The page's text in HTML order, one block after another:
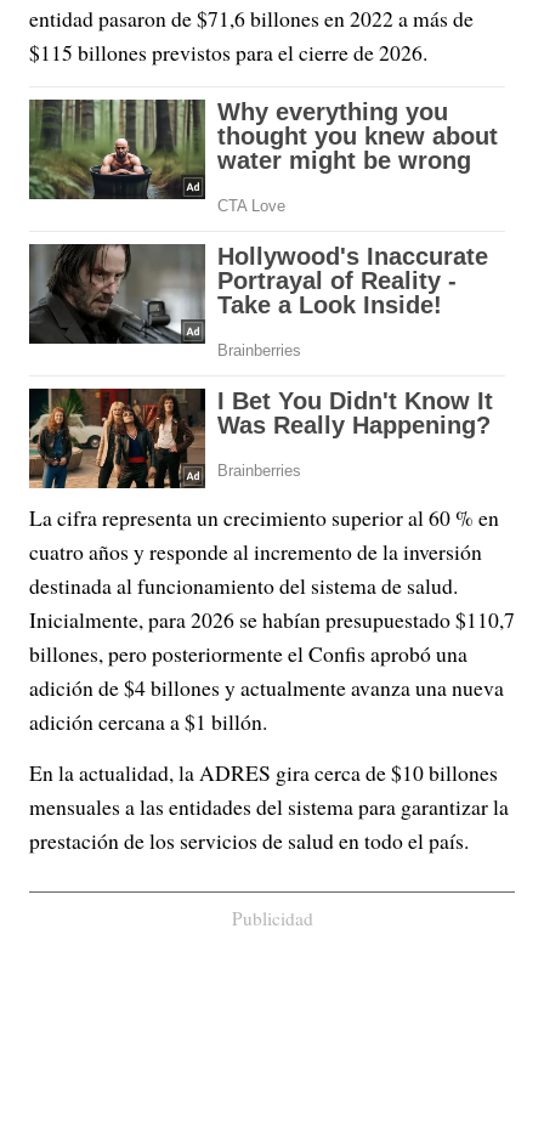
entidad pasaron de $71,6 billones en 2022 a más de
$115 billones previstos para el cierre de 2026.
La cifra representa un crecimiento superior al 60 % en
cuatro años y responde al incremento de la inversión
destinada al funcionamiento del sistema de salud.
Inicialmente, para 2026 se habían presupuestado $110,7
billones, pero posteriormente el Confis aprobó una
adición de $4 billones y actualmente avanza una nueva
adición cercana a $1 billón.
En la actualidad, la ADRES gira cerca de $10 billones
mensuales a las entidades del sistema para garantizar la
prestación de los servicios de salud en todo el país.
Publicidad